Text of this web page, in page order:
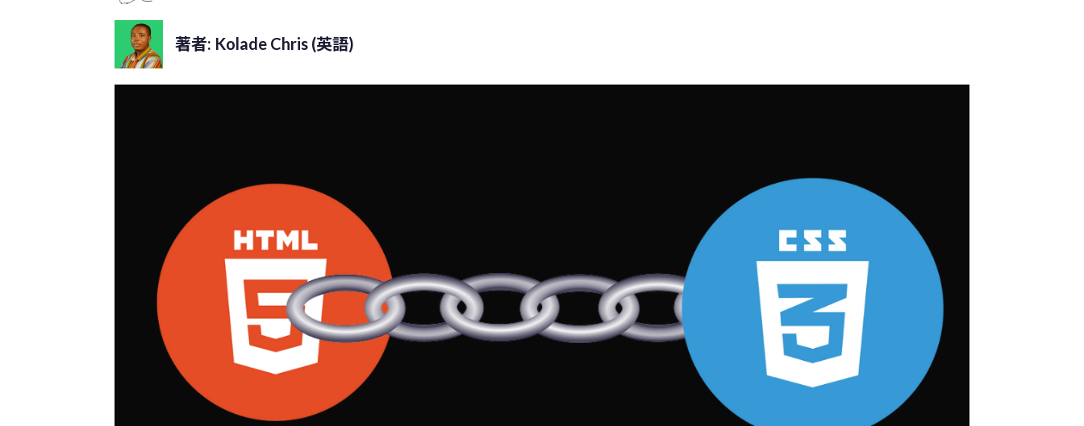
著者: Kolade Chris (英語)